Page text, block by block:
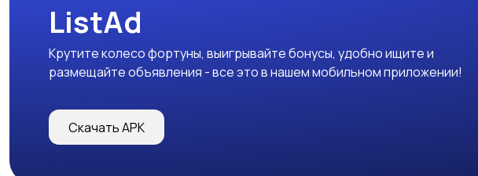
ListAd
Крутите колесо фортуны, выигрывайте бонусы, удобно ищите и
размещайте объявления - все это в нашем мобильном приложении!
Скачать APK